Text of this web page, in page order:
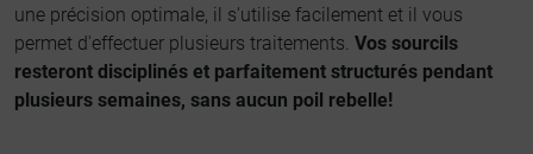
une précision optimale, il s'utilise facilement et il vous
permet d'effectuer plusieurs traitements. Vos sourcils
resteront disciplinés et parfaitement structurés pendant
plusieurs semaines, sans aucun poil rebelle!